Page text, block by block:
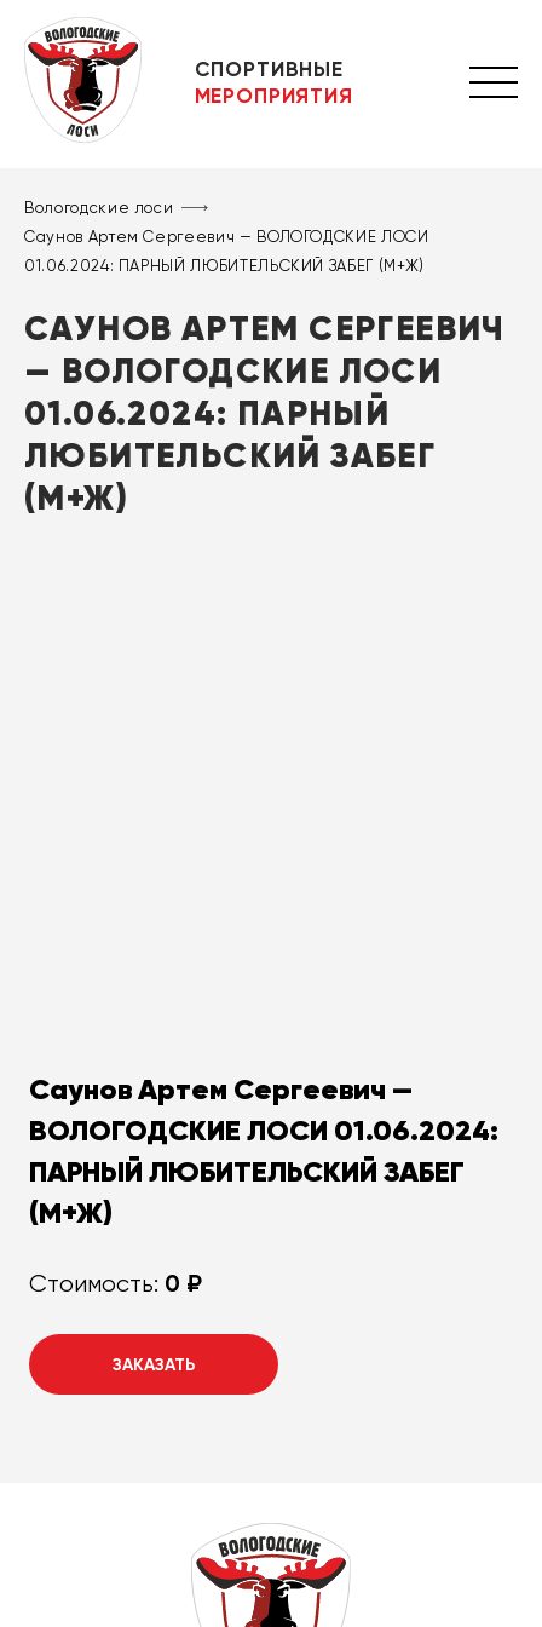
СПОРТИВНЫЕ
МЕРОПРИЯТИЯ
Вологодские лоси
Саунов Артем Сергеевич — ВОЛОГОДСКИЕ ЛОСИ
01.06.2024: ПАРНЫЙ ЛЮБИТЕЛЬСКИЙ ЗАБЕГ (М+Ж)
САУНОВ АРТЕМ СЕРГЕЕВИЧ
— ВОЛОГОДСКИЕ ЛОСИ
01.06.2024: ПАРНЫЙ
ЛЮБИТЕЛЬСКИЙ ЗАБЕГ
(М+Ж)
Саунов Артем Сергеевич —
ВОЛОГОДСКИЕ ЛОСИ 01.06.2024:
ПАРНЫЙ ЛЮБИТЕЛЬСКИЙ ЗАБЕГ
(М+Ж)
Стоимость: 0 ₽
ЗАКАЗАТЬ